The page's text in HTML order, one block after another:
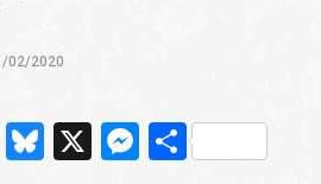
02/2020
Bluesky
X